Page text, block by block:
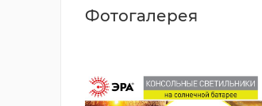
Фотогалерея